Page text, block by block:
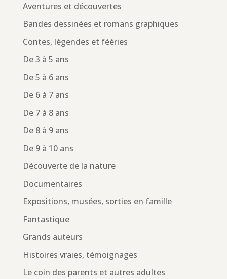
Aventures et découvertes
Bandes dessinées et romans graphiques
Contes, légendes et fééries
De 3 à 5 ans
De 5 à 6 ans
De 6 à 7 ans
De 7 à 8 ans
De 8 à 9 ans
De 9 à 10 ans
Découverte de la nature
Documentaires
Expositions, musées, sorties en famille
Fantastique
Grands auteurs
Histoires vraies, témoignages
Le coin des parents et autres adultes